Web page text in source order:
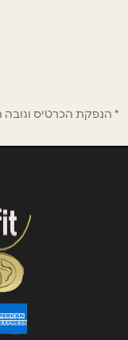
* הנפקת הכרטיס וגובה